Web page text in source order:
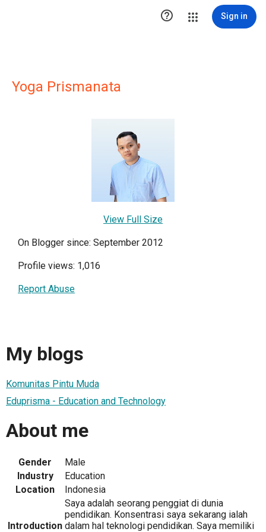
 Sign in
Yoga Prismanata
View Full Size
On Blogger since: September 2012
Profile views: 1,016
Report Abuse
My blogs
Komunitas Pintu Muda
Eduprisma - Education and Technology
About me
Gender
Male
Industry
Education
Location
Indonesia
Introduction
Saya adalah seorang penggiat di dunia
pendidikan. Konsentrasi saya sekarang ialah
dalam hal teknologi pendidikan. Saya memiliki